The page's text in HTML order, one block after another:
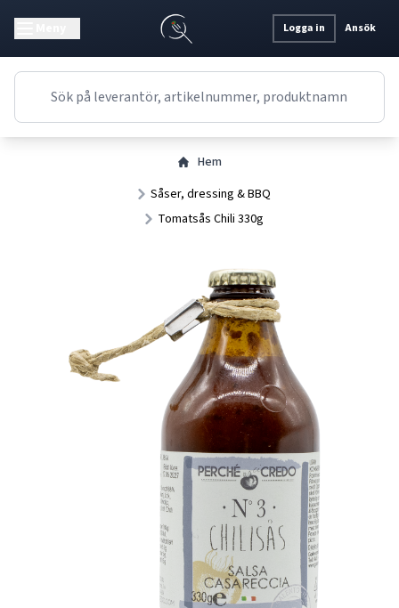
Logga in Ansök
Hem
Såser, dressing & BBQ
Tomatsås Chili 330g